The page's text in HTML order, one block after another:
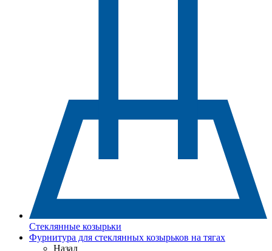
Стеклянные козырьки
Фурнитура для стеклянных козырьков на тягах
Назад